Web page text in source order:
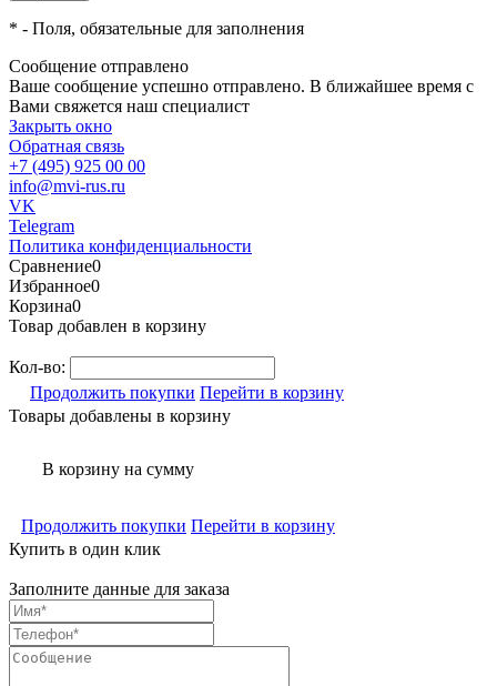
* - Поля, обязательные для заполнения
Сообщение отправлено
Ваше сообщение успешно отправлено. В ближайшее время с
Вами свяжется наш специалист
Закрыть окно
Обратная связь
+7 (495) 925 00 00
info@mvi-rus.ru
VK
Telegram
Политика конфиденциальности
Сравнение0
Избранное0
Корзина0
Товар добавлен в корзину
Кол-во:
Продолжить покупки Перейти в корзину
Товары добавлены в корзину
В корзину на сумму
Продолжить покупки Перейти в корзину
Купить в один клик
Заполните данные для заказа